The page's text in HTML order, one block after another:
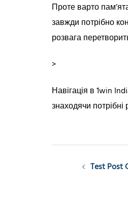
Проте варто
завжди потрібно
розвага
>
Навігація в 1win
знаходячи
navigation
Test Post